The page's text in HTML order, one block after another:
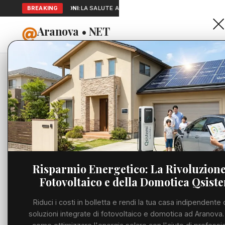
BREAKING
SEGNALAZIONI: LA SALUTE A PORTATA DI MANO: TELEMEDICINA E
Aranova • NET
PORTALE UTILE AL TERRITORIO
Home
Cronaca
Viabilità
Utilità
Meteo
Eventi
Risparmio Energetico: La
Fotovoltaico e della Domotica
Riduci i costi in bolletta e rendi la tua casa indipendente
soluzioni integrate di fotovoltaico e domotica ad Aranova.
Precedente